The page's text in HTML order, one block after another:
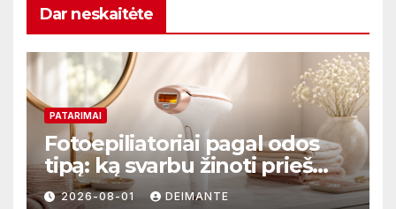
Dar neskaitėte
PATARIMAI
Fotoepiliatoriai pagal odos
tipą: ką svarbu žinoti prieš
perkant?
2026-08-01 DEIMANTE